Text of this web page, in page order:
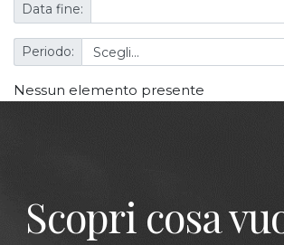
Data fine:
Periodo:
Nessun elemento presente
Scopri cosa